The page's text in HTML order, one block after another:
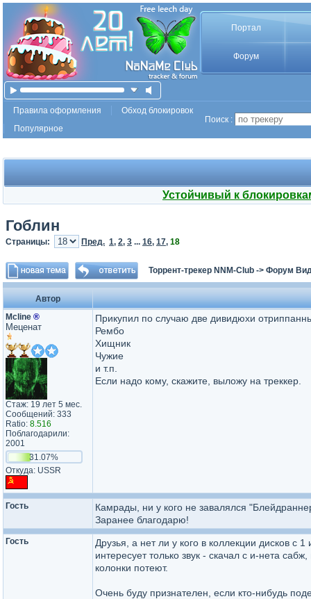
Портал
Форум
Правила оформления
Обход блокировок
Популярное
Поиск :
Устойчивый к
Гоблин
Страницы: Пред. 1, 2, 3 ... 16, 17, 18
Торрент-трекер NNM-Club -> Форум
Автор
Mcline ®
Меценат
Стаж: 19 лет 5 мес.
Сообщений: 333
Ratio: 8.516
Поблагодарили:
2001
31.07%
Откуда: USSR
Прикупил по случаю две дивидюхи
Рембо
Хищник
Чужие
и т.п.
Если надо кому, скажите, выложу на треккер.
Гость
Камрады, ни у кого не завалялся
Заранее благодарю!
Гость
Друзья, а нет ли у кого в коллекции дисков
интересует только звук - скачал с и-нета
колонки потеют.
Очень буду признателен, если кто-нибудь